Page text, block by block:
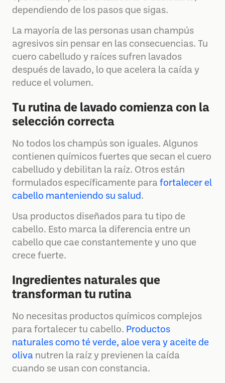
dependiendo de los pasos que sigas.
La mayoría de las personas usan champús
agresivos sin pensar en las consecuencias. Tu
cuero cabelludo y raíces sufren lavados
después de lavado, lo que acelera la caída y
reduce el volumen.
Tu rutina de lavado comienza con la
selección correcta
No todos los champús son iguales. Algunos
contienen químicos fuertes que secan el cuero
cabelludo y debilitan la raíz. Otros están
formulados específicamente para fortalecer el
cabello manteniendo su salud .
Usa productos diseñados para tu tipo de
cabello. Esto marca la diferencia entre un
cabello que cae constantemente y uno que
crece fuerte.
Ingredientes naturales que
transforman tu rutina
No necesitas productos químicos complejos
para fortalecer tu cabello. Productos
naturales como té verde, aloe vera y aceite de
oliva nutren la raíz y previenen la caída
cuando se usan con constancia.